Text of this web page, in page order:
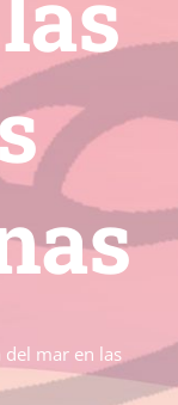
del mar en las